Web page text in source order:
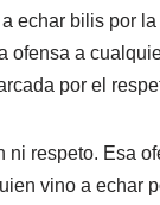
echar bilis por
ofensa a
por el
ni respeto. Esa
vino a echar